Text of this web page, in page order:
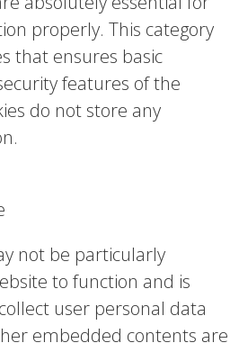
properly. This category
that ensures basic
features of the
do not store any
not be particularly
to function and is
user personal data
embedded contents are